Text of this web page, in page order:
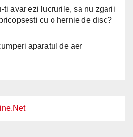
ti avariezi lucrurile, sa nu zgarii
cu o hernie de disc?
aparatul de aer